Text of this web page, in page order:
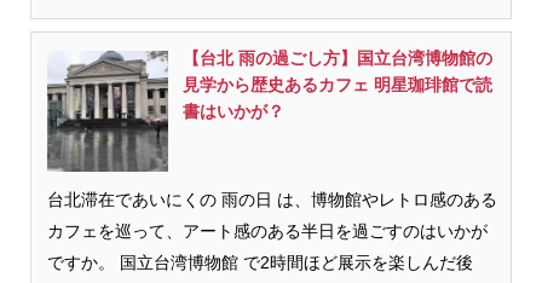
【台北 雨の過ごし方】国立台湾博物館の
見学から歴史あるカフェ 明星珈琲館で読
書はいかが？
台北滞在であいにくの 雨の日 は、博物館やレトロ感のある
カフェを巡って、アート感のある半日を過ごすのはいかが
ですか。 国立台湾博物館 で2時間ほど展示を楽しんだ後